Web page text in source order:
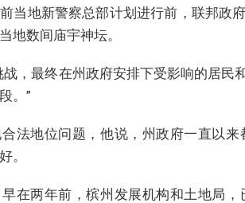
当地新警察总部计划进行前，联邦政
地数间庙宇神坛。
战，最终在州政府安排下受影响的居
。”
法地位问题，他说，州政府一直以
。
在两年前，槟州发展机构和土地局